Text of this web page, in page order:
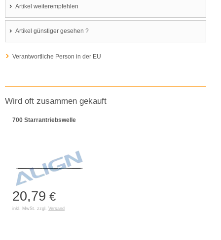
Artikel weiterempfehlen
Artikel günstiger gesehen ?
Verantwortliche Person in der EU
Wird oft zusammen gekauft
700 Starrantriebswelle
20,79 €
inkl. MwSt. zzgl. Versand